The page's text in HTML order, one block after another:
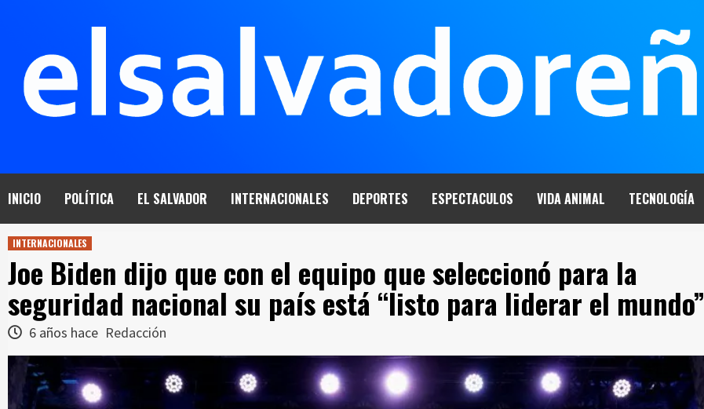
INICIO POLÍTICA EL SALVADOR INTERNACIONALES DEPORTES ESPECTACULOS VIDA ANIMAL TECNOLOGÍA
INTERNACIONALES
Joe Biden dijo que con el equipo que seleccionó para la
seguridad nacional su país está “listo para liderar el mundo”
6 años hace Redacción